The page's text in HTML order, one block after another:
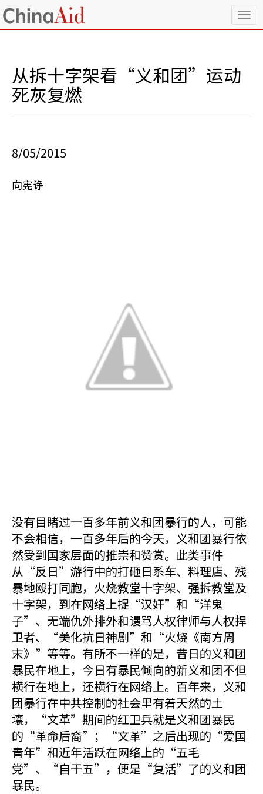
T
o
从拆十字架看“义和团”运动
死灰复燃
8/05/2015
向宪诤
没有目睹过一百多年前义和团暴行的人，可能
不会相信，一百多年后的今天，义和团暴行依
然受到国家层面的推崇和赞赏。此类事件
从“反日”游行中的打砸日系车、料理店、残
暴地殴打同胞，火烧教堂十字架、强拆教堂及
十字架，到在网络上捉“汉奸”和“洋鬼
子”、无端仇外排外和谩骂人权律师与人权捍
卫者、“美化抗日神剧”和“火烧《南方周
末》”等等。有所不一样的是，昔日的义和团
暴民在地上，今日有暴民倾向的新义和团不但
横行在地上，还横行在网络上。百年来，义和
团暴行在中共控制的社会里有着天然的土
壤，“文革”期间的红卫兵就是义和团暴民
的“革命后裔”；“文革”之后出现的“爱国
青年”和近年活跃在网络上的“五毛
党”、“自干五”，便是“复活”了的义和团
暴民。